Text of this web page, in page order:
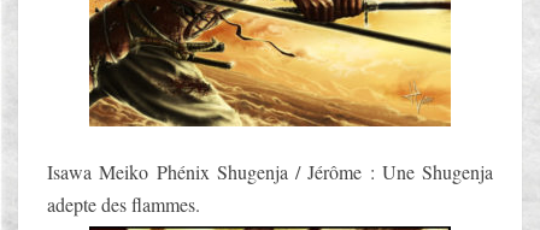
Isawa Meiko Phénix Shugenja / Jérôme : Une Shugenja
adepte des flammes.